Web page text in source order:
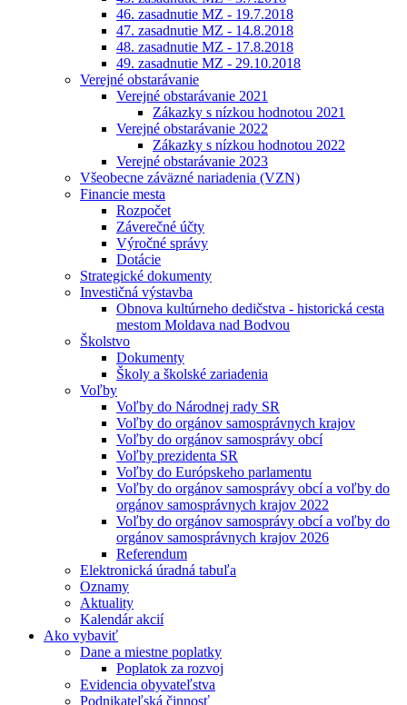
46. zasadnutie MZ - 19.7.2018
47. zasadnutie MZ - 14.8.2018
48. zasadnutie MZ - 17.8.2018
49. zasadnutie MZ - 29.10.2018
Verejné obstarávanie
Verejné obstarávanie 2021
Zákazky s nízkou hodnotou 2021
Verejné obstarávanie 2022
Zákazky s nízkou hodnotou 2022
Verejné obstarávanie 2023
Všeobecne záväzné nariadenia (VZN)
Financie mesta
Rozpočet
Záverečné účty
Výročné správy
Dotácie
Strategické dokumenty
Investičná výstavba
Obnova kultúrneho dedičstva - historická cesta
mestom Moldava nad Bodvou
Školstvo
Dokumenty
Školy a školské zariadenia
Voľby
Voľby do Národnej rady SR
Voľby do orgánov samosprávnych krajov
Voľby do orgánov samosprávy obcí
Voľby prezidenta SR
Voľby do Európskeho parlamentu
Voľby do orgánov samosprávy obcí a voľby do
orgánov samosprávnych krajov 2022
Voľby do orgánov samosprávy obcí a voľby do
orgánov samosprávnych krajov 2026
Referendum
Elektronická úradná tabuľa
Oznamy
Aktuality
Kalendár akcií
Ako vybaviť
Dane a miestne poplatky
Poplatok za rozvoj
Evidencia obyvateľstva
Podnikateľská činnosť